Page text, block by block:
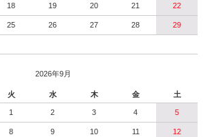
18 19 20 21 22
25 26 27 28 29
2026年9月
火 水 木 金 土
1 2 3 4 5
8 9 10 11 12